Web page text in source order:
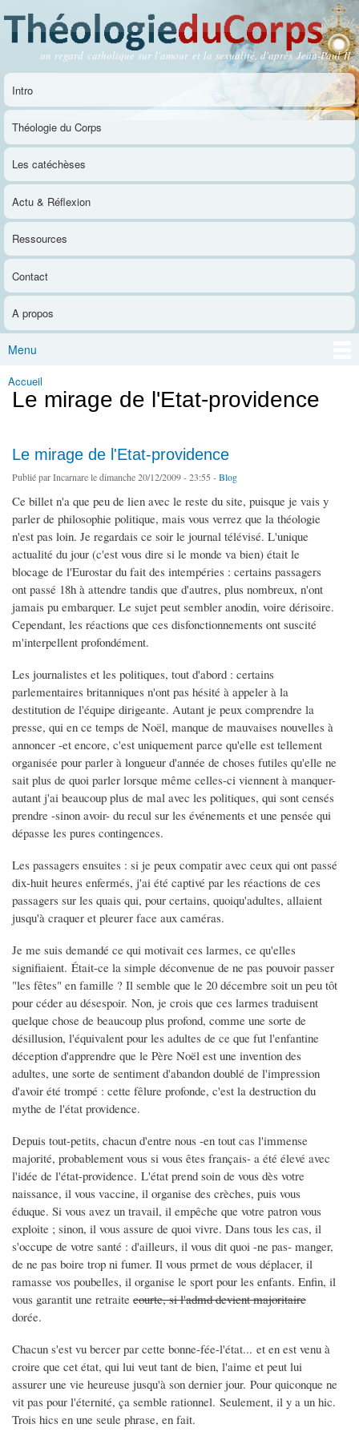
contenu
principal
Théologie du Corps
un regard catholique sur l'amour et la sexualité, d'après Jean-Paul II
Menu principal
Intro
Théologie du Corps
Les catéchèses
Actu & Réflexion
Ressources
Contact
A propos
Menu
Vous êtes ici
Accueil
Le mirage de l'Etat-providence
Le mirage de l'Etat-providence
Publié parIncarnarele dimanche 20/12/2009 - 23:55 -Blog
Ce billet n'a que peu de lien avec le reste du site, puisque je vais y
parler de philosophie politique, mais vous verrez que la théologie
n'est pas loin. Je regardais ce soir le journal télévisé. L'unique
actualité du jour (c'est vous dire si le monde va bien) était le
blocage de l'Eurostar du fait des intempéries : certains passagers
ont passé 18h à attendre tandis que d'autres, plus nombreux, n'ont
jamais pu embarquer. Le sujet peut sembler anodin, voire dérisoire.
Cependant, les réactions que ces disfonctionnements ont suscité
m'interpellent profondément.
Les journalistes et les politiques, tout d'abord : certains
parlementaires britanniques n'ont pas hésité à appeler à la
destitution de l'équipe dirigeante. Autant je peux comprendre la
presse, qui en ce temps de Noël, manque de mauvaises nouvelles à
annoncer -et encore, c'est uniquement parce qu'elle est tellement
organisée pour parler à longueur d'année de choses futiles qu'elle ne
sait plus de quoi parler lorsque même celles-ci viennent à manquer-
autant j'ai beaucoup plus de mal avec les politiques, qui sont censés
prendre -sinon avoir- du recul sur les événements et une pensée qui
dépasse les pures contingences.
Les passagers ensuites : si je peux compatir avec ceux qui ont passé
dix-huit heures enfermés, j'ai été captivé par les réactions de ces
passagers sur les quais qui, pour certains, quoiqu'adultes, allaient
jusqu'à craquer et pleurer face aux caméras.
Je me suis demandé ce qui motivait ces larmes, ce qu'elles
signifiaient. Était-ce la simple déconvenue de ne pas pouvoir passer
"les fêtes" en famille ? Il semble que le 20 décembre soit un peu tôt
pour céder au désespoir. Non, je crois que ces larmes traduisent
quelque chose de beaucoup plus profond, comme une sorte de
désillusion, l'équivalent pour les adultes de ce que fut l'enfantine
déception d'apprendre que le Père Noël est une invention des
adultes, une sorte de sentiment d'abandon doublé de l'impression
d'avoir été trompé : cette fêlure profonde, c'est la destruction du
mythe de l'état providence.
Depuis tout-petits, chacun d'entre nous -en tout cas l'immense
majorité, probablement vous si vous êtes français- a été élevé avec
l'idée de l'état-providence. L'état prend soin de vous dès votre
naissance, il vous vaccine, il organise des crèches, puis vous
éduque. Si vous avez un travail, il empêche que votre patron vous
exploite ; sinon, il vous assure de quoi vivre. Dans tous les cas, il
s'occupe de votre santé : d'ailleurs, il vous dit quoi -ne pas- manger,
de ne pas boire trop ni fumer. Il vous prmet de vous déplacer, il
ramasse vos poubelles, il organise le sport pour les enfants. Enfin, il
vous garantit une retraite courte, si l'admd devient majoritaire
dorée.
Chacun s'est vu bercer par cette bonne-fée-l'état... et en est venu à
croire que cet état, qui lui veut tant de bien, l'aime et peut lui
assurer une vie heureuse jusqu'à son dernier jour. Pour quiconque ne
vit pas pour l'éternité, ça semble rationnel. Seulement, il y a un hic.
Trois hics en une seule phrase, en fait.